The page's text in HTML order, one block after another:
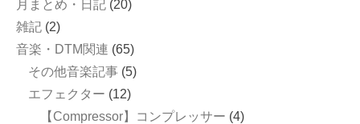
月まとめ・日記 (20)
雑記 (2)
音楽・DTM関連 (65)
その他音楽記事 (5)
エフェクター (12)
【Compressor】コンプレッサー (4)